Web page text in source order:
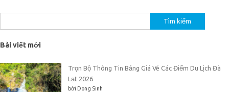
kiếm
cho:
Bài viết mới
Trọn Bộ Thông Tin Bảng Giá Vé Các Điểm Du Lịch Đà
Lạt 2026
bởi Dong Sinh